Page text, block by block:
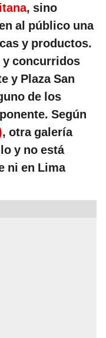
, sino
al público una
y productos.
y concurridos
y Plaza San
de los
Según
, otra galería
y no está
ni en Lima